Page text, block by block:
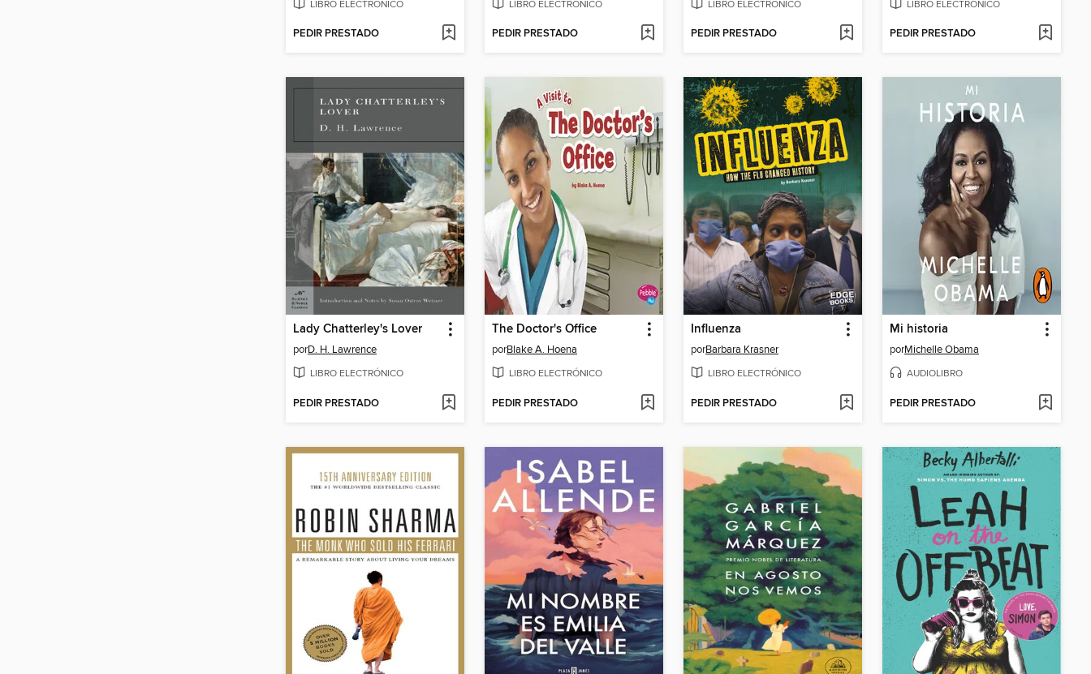
LIBRO ELECTRÓNICO
PEDIR PRESTADO
LIBRO ELECTRÓNICO
PEDIR PRESTADO
LIBRO ELECTRÓNICO
PEDIR PRESTADO
LIBRO ELECTRÓNICO
PEDIR PRESTADO
Lady Chatterley's Lover
porD. H. Lawrence
LIBRO ELECTRÓNICO
PEDIR PRESTADO
The Doctor's Office
porBlake A. Hoena
LIBRO ELECTRÓNICO
PEDIR PRESTADO
Influenza
porBarbara Krasner
LIBRO ELECTRÓNICO
PEDIR PRESTADO
Mi historia
porMichelle Obama
AUDIOLIBRO
PEDIR PRESTADO